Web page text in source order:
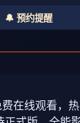
🔔 预约提醒
在线观看，